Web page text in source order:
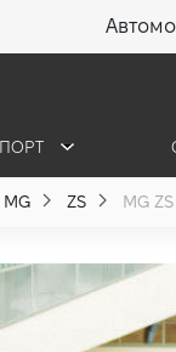
MG ZS MG